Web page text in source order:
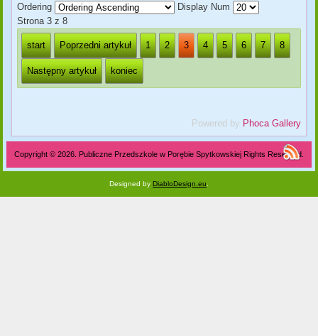
Ordering
Display Num
Strona 3 z 8
start Poprzedni artykuł 1 2 3 4 5 6 7 8
Następny artykuł koniec
Powered by Phoca Gallery
Copyright © 2026. Publiczne Przedszkole w Porębie Spytkowskiej Rights Reserved.
Designed by DiabloDesign.eu